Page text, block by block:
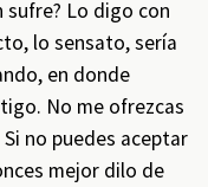
Lo digo con
lo sensato, sería
en donde
No me ofrezcas
no puedes aceptar
mejor dilo de